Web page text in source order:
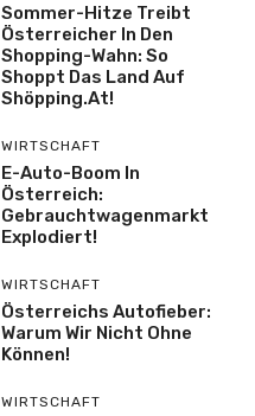
Sommer-Hitze Treibt
Österreicher In Den
Shopping-Wahn: So
Shoppt Das Land Auf
Shöpping.at!
WIRTSCHAFT
E-Auto-Boom In
Österreich:
Gebrauchtwagenmarkt
Explodiert!
WIRTSCHAFT
Österreichs Autofieber:
Warum Wir Nicht Ohne
Können!
WIRTSCHAFT